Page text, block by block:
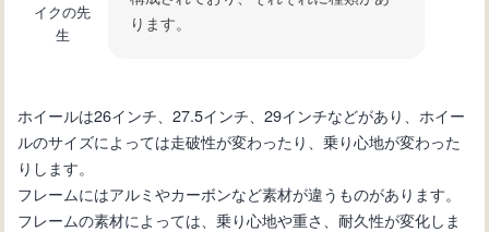
イクの先
生
ります。
ホイールは26インチ、27.5インチ、29インチなどがあり、ホイー
ルのサイズによっては走破性が変わったり、乗り心地が変わった
りします。
フレームにはアルミやカーボンなど素材が違うものがあります。
フレームの素材によっては、乗り心地や重さ、耐久性が変化しま